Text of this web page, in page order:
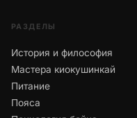
РАЗДЕЛЫ
История и философия
Мастера киокушинкай
Питание
Пояса